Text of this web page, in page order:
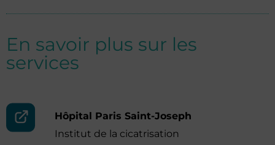
En savoir plus sur les
services
Hôpital Paris Saint-Joseph
Institut de la cicatrisation